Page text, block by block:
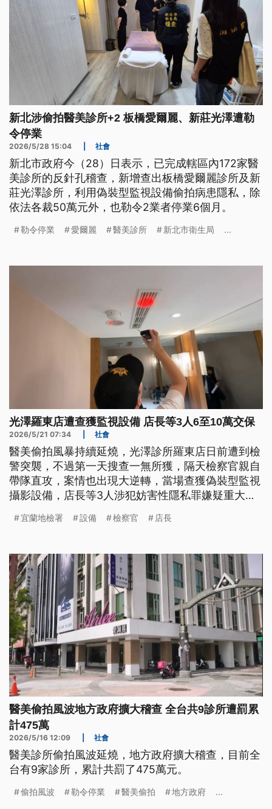
新北涉偷拍醫美診所+2 板橋愛爾麗、新莊光澤遭勒
令停業
2026/5/28 15:04 社會
新北市政府今（28）日表示，已完成轄區內172家醫
美診所的反針孔稽查，新增查出板橋愛爾麗診所及新
莊光澤診所，利用偽裝型監視設備偷拍病患隱私，除
依法各裁50萬元外，也勒令2業者停業6個月。
勒令停業 愛爾麗 醫美診所 新北市衛生局 ...
光澤羅東店遭查獲監視設備 店長等3人6至10萬交保
2026/5/21 07:34 社會
醫美偷拍風暴持續延燒，光澤診所羅東店日前遭到檢
警突襲，不過第一天搜查一無所獲，隔天檢察官親自
帶隊直攻，案情也出現大逆轉，當場查獲偽裝型監視
攝影設備，店長等3人涉犯妨害性隱私罪嫌疑重大，
宜蘭地檢署 設備 檢察官 店長
醫美偷拍風波地方政府擴大稽查 全台共9診所遭罰累
計475萬
2026/5/16 12:09 社會
醫美診所偷拍風波延燒，地方政府擴大稽查，目前全
台有9家診所，累計共罰了475萬元。
偷拍風波 勒令停業 醫美偷拍 地方政府 ...